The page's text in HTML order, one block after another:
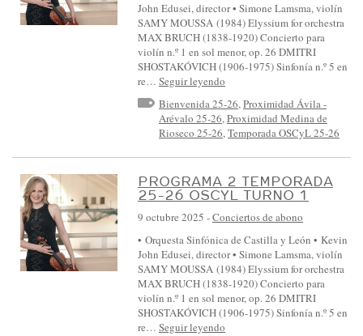
John Edusei, director • Simone Lamsma, violín
SAMY MOUSSA (1984) Elyssium for orchestra
MAX BRUCH (1838-1920) Concierto para
violín n.º 1 en sol menor, op. 26 DMITRI
SHOSTAKÓVICH (1906-1975) Sinfonía n.º 5 en
re… Seguir leyendo
Bienvenida 25-26,Proximidad Ávila -
Arévalo 25-26,Proximidad Medina de
Rioseco 25-26,Temporada OSCyL 25-26
PROGRAMA 2 TEMPORADA
25-26 OSCYL TURNO 1
9 octubre 2025 -Conciertos de abono
• Orquesta Sinfónica de Castilla y León • Kevin
John Edusei, director • Simone Lamsma, violín
SAMY MOUSSA (1984) Elyssium for orchestra
MAX BRUCH (1838-1920) Concierto para
violín n.º 1 en sol menor, op. 26 DMITRI
SHOSTAKÓVICH (1906-1975) Sinfonía n.º 5 en
re… Seguir leyendo